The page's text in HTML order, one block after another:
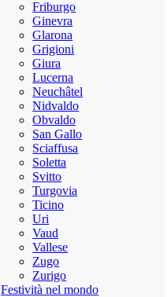
Friburgo
Ginevra
Glarona
Grigioni
Giura
Lucerna
Neuchâtel
Nidvaldo
Obvaldo
San Gallo
Sciaffusa
Soletta
Svitto
Turgovia
Ticino
Uri
Vaud
Vallese
Zugo
Zurigo
Festività nel mondo